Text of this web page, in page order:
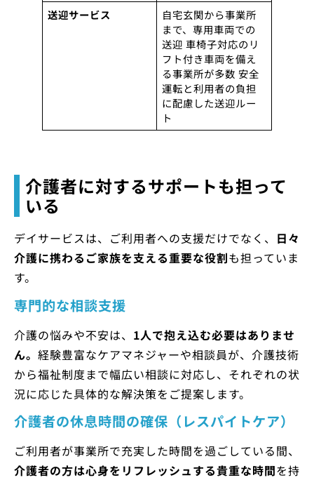
送迎サービス
自宅玄関から事業所
まで、専用車両での
送迎 車椅子対応のリ
フト付き車両を備え
る事業所が多数 安全
運転と利用者の負担
に配慮した送迎ルー
ト
介護者に対するサポートも担って
いる
デイサービスは、ご利用者への支援だけでなく、 日々
介護に携わるご家族を支える重要な役割も担っていま
す。
専門的な相談支援
介護の悩みや不安は、 1人で抱え込む必要はありませ
ん。 経験豊富なケアマネジャーや相談員が、介護技術
から福祉制度まで幅広い相談に対応し、それぞれの状
況に応じた具体的な解決策をご提案します。
介護者の休息時間の確保（レスパイトケア）
ご利用者が事業所で充実した時間を過ごしている間、
介護者の方は心身をリフレッシュする貴重な時間を持